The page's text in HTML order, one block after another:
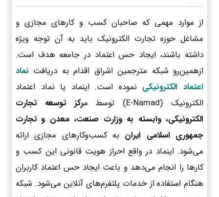
از موارد مهمی که صاحبان کسب و کارهای مجازی و
مشاغل حوزه تجارت الکترونیک باید به آن توجه ویژه
داشته باشند، ایجاد حس اعتماد در جامعه هدف است.
ازهمین‌رو شبکه مترجمین اشراق اقدام به دریافت نماد
اعتماد الکترونیکی نموده است. اینماد یا نماد اعتماد
الکترونیک (E-Namad) توسط م
رکز توسعه تجارت
الکترونیکی، وابسته به وزارت صنعت، معدن و تجارت
جمهوری اسلامی ایران به کسب‌وکارهای مجازی ارائه
می‌شود. اینماد در واقع احراز هویت قانونی این کسب و
کارها را انجام می‌دهد و باعث ایجاد حس اعتماد کاربران
هنگام استفاده از خدمات پلتفرم‌های آنلاین می‌شود. شبکه